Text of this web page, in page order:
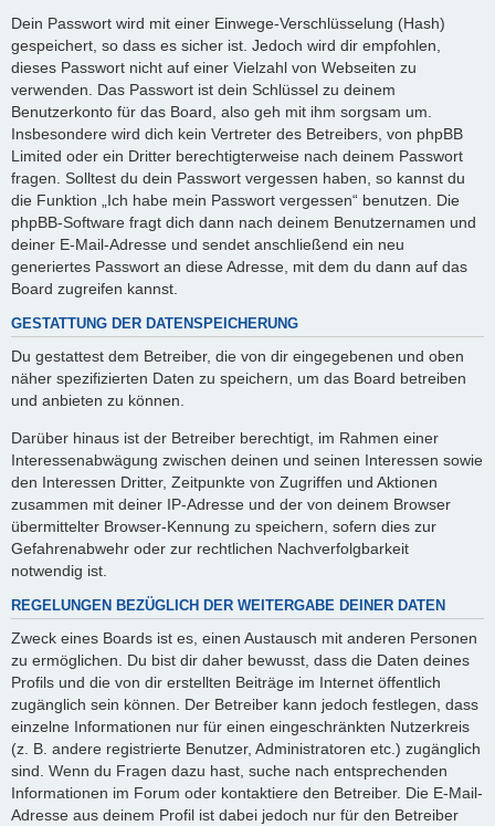
Dein Passwort wird mit einer Einwege-Verschlüsselung (Hash)
gespeichert, so dass es sicher ist. Jedoch wird dir empfohlen,
dieses Passwort nicht auf einer Vielzahl von Webseiten zu
verwenden. Das Passwort ist dein Schlüssel zu deinem
Benutzerkonto für das Board, also geh mit ihm sorgsam um.
Insbesondere wird dich kein Vertreter des Betreibers, von phpBB
Limited oder ein Dritter berechtigterweise nach deinem Passwort
fragen. Solltest du dein Passwort vergessen haben, so kannst du
die Funktion „Ich habe mein Passwort vergessen“ benutzen. Die
phpBB-Software fragt dich dann nach deinem Benutzernamen und
deiner E-Mail-Adresse und sendet anschließend ein neu
generiertes Passwort an diese Adresse, mit dem du dann auf das
Board zugreifen kannst.
GESTATTUNG DER DATENSPEICHERUNG
Du gestattest dem Betreiber, die von dir eingegebenen und oben
näher spezifizierten Daten zu speichern, um das Board betreiben
und anbieten zu können.
Darüber hinaus ist der Betreiber berechtigt, im Rahmen einer
Interessenabwägung zwischen deinen und seinen Interessen sowie
den Interessen Dritter, Zeitpunkte von Zugriffen und Aktionen
zusammen mit deiner IP-Adresse und der von deinem Browser
übermittelter Browser-Kennung zu speichern, sofern dies zur
Gefahrenabwehr oder zur rechtlichen Nachverfolgbarkeit
notwendig ist.
REGELUNGEN BEZÜGLICH DER WEITERGABE DEINER DATEN
Zweck eines Boards ist es, einen Austausch mit anderen Personen
zu ermöglichen. Du bist dir daher bewusst, dass die Daten deines
Profils und die von dir erstellten Beiträge im Internet öffentlich
zugänglich sein können. Der Betreiber kann jedoch festlegen, dass
einzelne Informationen nur für einen eingeschränkten Nutzerkreis
(z. B. andere registrierte Benutzer, Administratoren etc.) zugänglich
sind. Wenn du Fragen dazu hast, suche nach entsprechenden
Informationen im Forum oder kontaktiere den Betreiber. Die E-Mail-
Adresse aus deinem Profil ist dabei jedoch nur für den Betreiber